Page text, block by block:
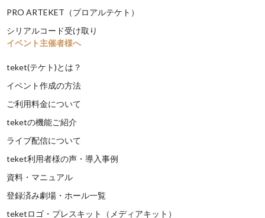
PRO ARTEKET（プロアルテケト）
シリアルコード受け取り
イベント主催者様へ
teket(テケト)とは？
イベント作成の方法
ご利用料金について
teketの機能ご紹介
ライブ配信について
teket利用者様の声・導入事例
資料・マニュアル
登録済み劇場・ホール一覧
teketロゴ・プレスキット（メディアキット）